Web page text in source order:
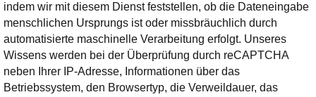
indem wir mit diesem Dienst feststellen, ob die Dateneingabe
menschlichen Ursprungs ist oder missbräuchlich durch
automatisierte maschinelle Verarbeitung erfolgt. Unseres
Wissens werden bei der Überprüfung durch reCAPTCHA
neben Ihrer IP-Adresse, Informationen über das
Betriebssystem, den Browsertyp, die Verweildauer, das